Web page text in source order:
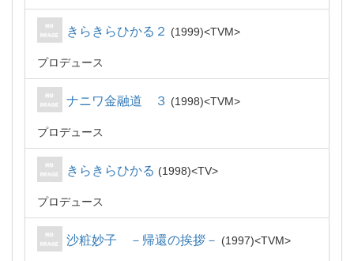
きらきらひかる２ 1999 TVM
プロデュース
ナニワ金融道 ３ 1998 TVM
プロデュース
きらきらひかる 1998 TV
プロデュース
沙粧妙子 －帰還の挨拶－ 1997 TVM